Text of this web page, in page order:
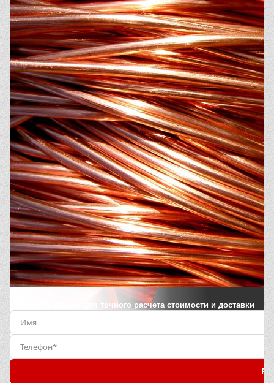
Заполните форму для точного расчета стоимости и доставки